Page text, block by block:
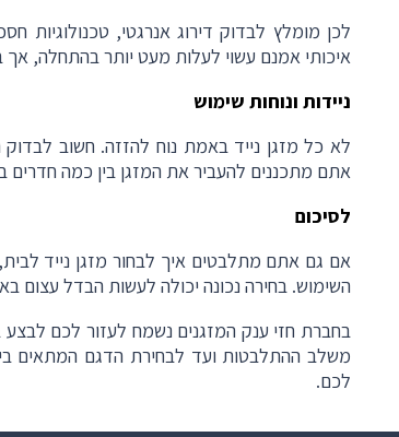
לכן מומלץ לבדוק דירוג אנרגטי, טכנולוגיות
איכותי אמנם עשוי לעלות מעט יותר בהתחלה, אך
ניידות ונוחות שימוש
לא כל מזגן נייד באמת נוח להזזה. חשוב
אתם מתכננים להעביר את המזגן בין כמה חדרים
לסיכום
אם גם אתם מתלבטים איך לבחור מזגן נייד
השימוש. בחירה נכונה יכולה לעשות הבדל עצום
בחברת חזי ענק המזגנים נשמח לעזור לכם לבצע
משלב ההתלבטות ועד לבחירת הדגם המתאים
לכם.